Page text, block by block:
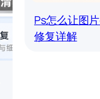
Ps怎么让图
修复详解